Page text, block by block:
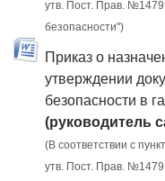
утв. Пост. Прав.
безопасности")
Приказ о
утверждении
безопасности в
(руководитель
(В соответствии с
утв. Пост. Прав.